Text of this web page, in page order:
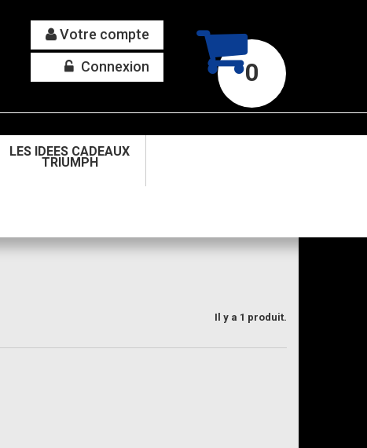
0
Votre compte
Connexion
LES IDEES CADEAUX
TRIUMPH
Il y a 1 produit.